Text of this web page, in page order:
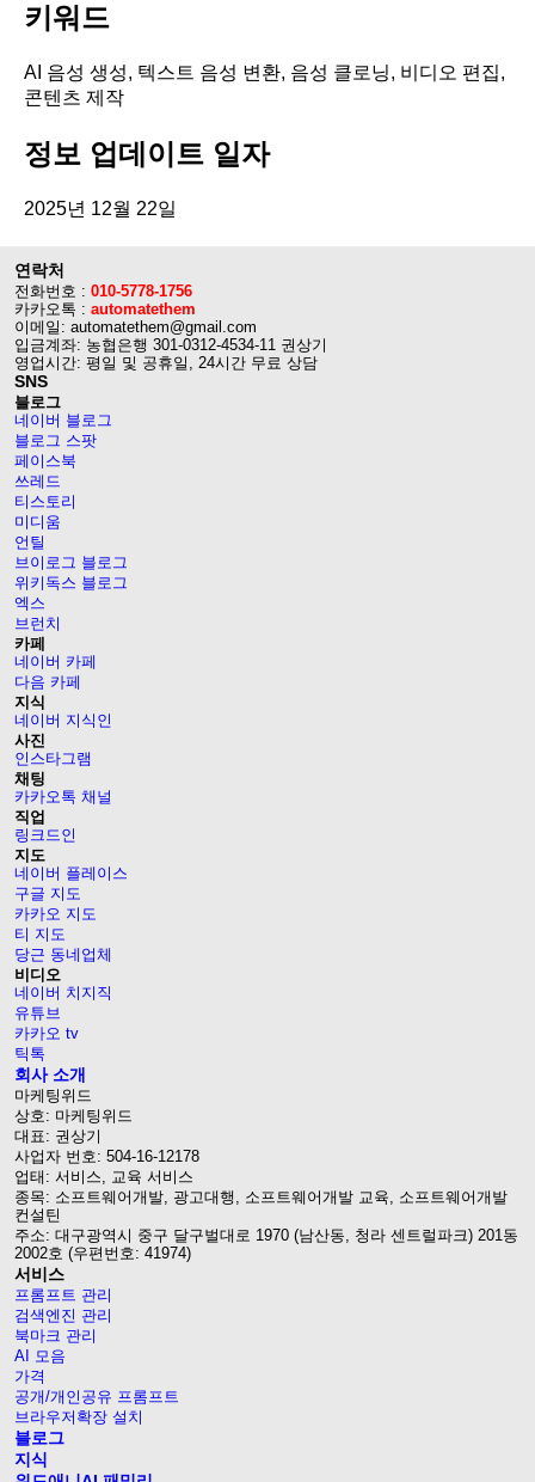
키워드
AI 음성 생성, 텍스트 음성 변환, 음성 클로닝, 비디오 편집,
콘텐츠 제작
정보 업데이트 일자
2025년 12월 22일
연락처
전화번호 : 010-5778-1756
카카오톡 : automatethem
이메일: automatethem@gmail.com
입금계좌: 농협은행 301-0312-4534-11 권상기
영업시간: 평일 및 공휴일, 24시간 무료 상담
SNS
블로그
네이버 블로그
블로그 스팟
페이스북
쓰레드
티스토리
미디움
언틸
브이로그 블로그
위키독스 블로그
엑스
브런치
카페
네이버 카페
다음 카페
지식
네이버 지식인
사진
인스타그램
채팅
카카오톡 채널
직업
링크드인
지도
네이버 플레이스
구글 지도
카카오 지도
티 지도
당근 동네업체
비디오
네이버 치지직
유튜브
카카오 tv
틱톡
회사 소개
마케팅위드
상호: 마케팅위드
대표: 권상기
사업자 번호: 504-16-12178
업태: 서비스, 교육 서비스
종목: 소프트웨어개발, 광고대행, 소프트웨어개발 교육, 소프트웨어개발
컨설틴
주소: 대구광역시 중구 달구벌대로 1970 (남산동, 청라 센트럴파크) 201동
2002호 (우편번호: 41974)
서비스
프롬프트 관리
검색엔진 관리
북마크 관리
AI 모음
가격
공개/개인공유 프롬프트
브라우저확장 설치
블로그
지식